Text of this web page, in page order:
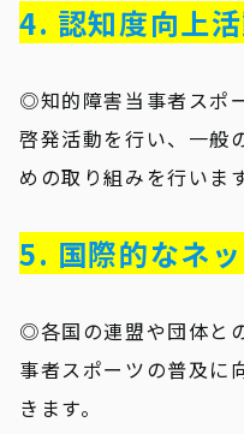
4. 認知度向上
◎知的障害当事者スポ
啓発活動を行い、一般
めの取り組みを行います
5. 国際的なネ
◎各国の連盟や団体と
事者スポーツの普及に
きます。